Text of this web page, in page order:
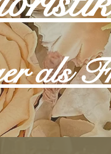
als